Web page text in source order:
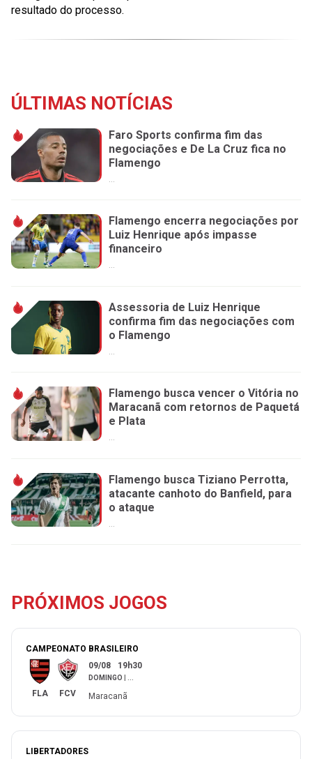
resultado do processo.
ÚLTIMAS NOTÍCIAS
Faro Sports confirma fim das
negociações e De La Cruz fica no
Flamengo
...
Flamengo encerra negociações por
Luiz Henrique após impasse
financeiro
...
Assessoria de Luiz Henrique
confirma fim das negociações com
o Flamengo
Flamengo busca vencer o Vitória no
Maracanã com retornos de Paquetá
e Plata
...
Flamengo busca Tiziano Perrotta,
atacante canhoto do Banfield, para
o ataque
PRÓXIMOS JOGOS
CAMPEONATO BRASILEIRO
FLA FCV
09/08 19h30
DOMINGO
Maracanã
LIBERTADORES